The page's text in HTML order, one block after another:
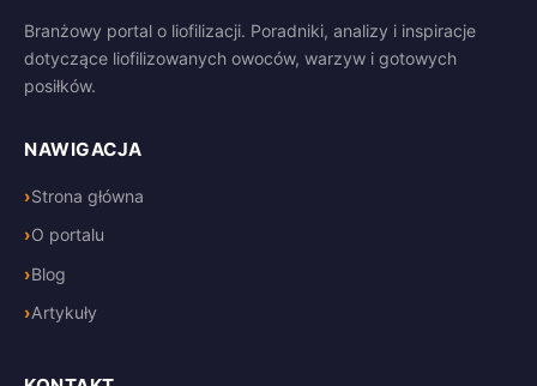
Branżowy portal o liofilizacji. Poradniki, analizy i inspiracje
dotyczące liofilizowanych owoców, warzyw i gotowych
posiłków.
NAWIGACJA
Strona główna
O portalu
Blog
Artykuły